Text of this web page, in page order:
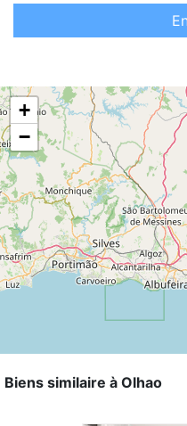
+
−
Biens similaire à Olhao